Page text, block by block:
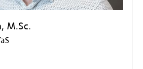
M.Sc.